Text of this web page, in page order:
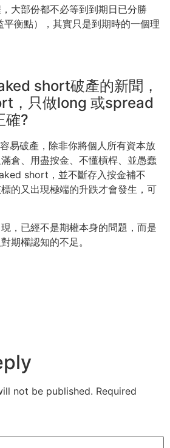
大部份都不必等到到期日已分勝
平衡點），其實只是到期時的一個理
short破產的新聞，
，只做long 或spread
確?
易破產， 除非你將個人所有資本放
倉、用盡按金、 不懂槓桿、並愚蠢
short，並不斷存入按金補不
的又出現極端的升跌才會發生，可
，已經不是期權本身的問題， 而是
期權認知的不足。
not be published. Required